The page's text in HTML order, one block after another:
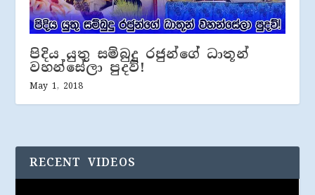
පිදිය යුතු සම්බුදු රජුන්ගේ ධාතූන්
වහන්සේලා පුදව්!
May 1, 2018
RECENT VIDEOS